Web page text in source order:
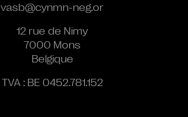
vasb@cynmn-neg.or
12 rue de Nimy
7000 Mons
Belgique
TVA : BE 0452.781.152